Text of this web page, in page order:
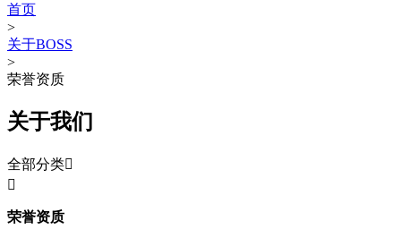
首页
>
关于BOSS
>
荣誉资质
关于我们
全部分类

荣誉资质